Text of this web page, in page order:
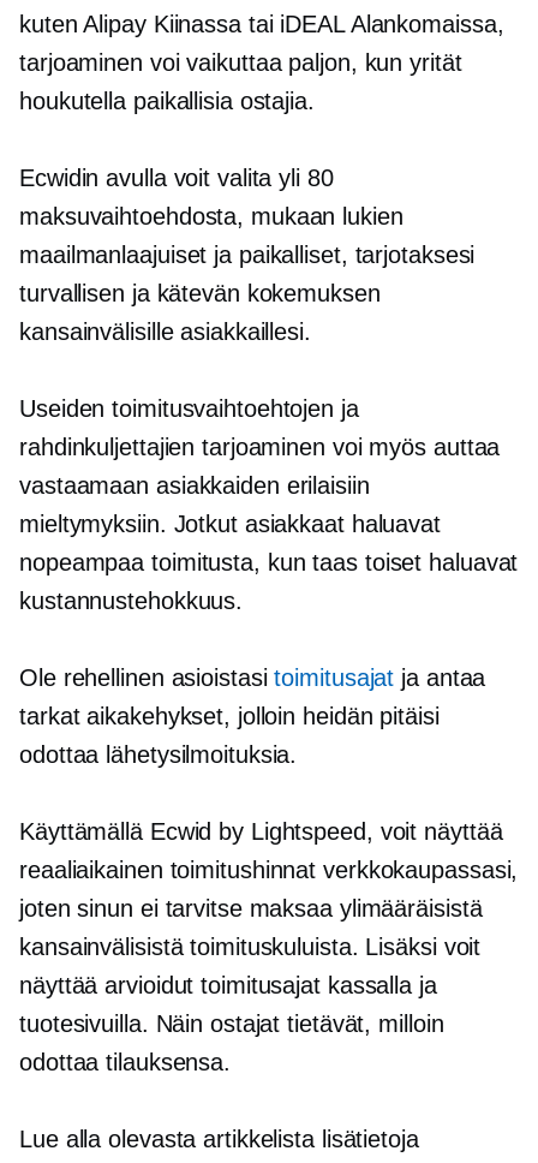
kuten Alipay Kiinassa tai iDEAL Alankomaissa,
tarjoaminen voi vaikuttaa paljon, kun yrität
houkutella paikallisia ostajia.
Ecwidin avulla voit valita yli 80
maksuvaihtoehdosta, mukaan lukien
maailmanlaajuiset ja paikalliset, tarjotaksesi
turvallisen ja kätevän kokemuksen
kansainvälisille asiakkaillesi.
Useiden toimitusvaihtoehtojen ja
rahdinkuljettajien tarjoaminen voi myös auttaa
vastaamaan asiakkaiden erilaisiin
mieltymyksiin. Jotkut asiakkaat haluavat
nopeampaa toimitusta, kun taas toiset haluavat
kustannustehokkuus.
Ole rehellinen asioistasitoimitusajat ja antaa
tarkat aikakehykset, jolloin heidän pitäisi
odottaa lähetysilmoituksia.
Käyttämällä Ecwid by Lightspeed, voit näyttää
reaaliaikainen toimitushinnat verkkokaupassasi,
joten sinun ei tarvitse maksaa ylimääräisistä
kansainvälisistä toimituskuluista. Lisäksi voit
näyttää arvioidut toimitusajat kassalla ja
tuotesivuilla. Näin ostajat tietävät, milloin
odottaa tilauksensa.
Lue alla olevasta artikkelista lisätietoja